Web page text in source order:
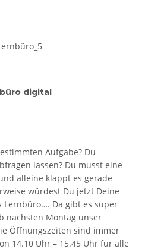
digital
Aufgabe? Du
lassen? Du musst eine
alleine klappt es gerade
würdest Du jetzt Deine
Lernbüro…. Da gibt es super
nächsten Montag unser
Öffnungszeiten sind immer
14.10 Uhr – 15.45 Uhr für alle